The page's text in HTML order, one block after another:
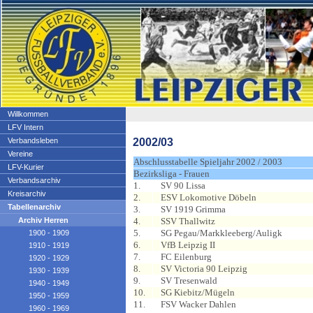
Willkommen
LFV Intern
Verbandsleben
Vereine
LFV-Kurier
Verbandsarchiv
Kreisarchiv
Tabellenarchiv
Archiv Herren
1900 - 1909
1910 - 1919
1920 - 1929
1930 - 1939
1940 - 1949
1950 - 1959
1960 - 1969
2002/03
Abschlusstabelle Spieljahr 2002 / 2003
Bezirksliga - Frauen
1.
SV 90 Lissa
2.
ESV Lokomotive Döbeln
3.
SV 1919 Grimma
4.
SSV Thallwitz
5.
SG Pegau/Markkleeberg/Auligk
6.
VfB Leipzig II
7.
FC Eilenburg
8.
SV Victoria 90 Leipzig
9.
SV Tresenwald
10.
SG Kiebitz/Mügeln
11.
FSV Wacker Dahlen